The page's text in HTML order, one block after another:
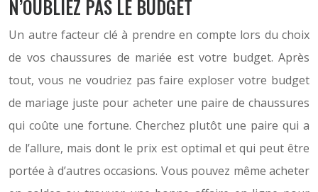
N’OUBLIEZ PAS LE BUDGET
Un autre facteur clé à prendre en compte lors du choix
de vos chaussures de mariée est votre budget. Après
tout, vous ne voudriez pas faire exploser votre budget
de mariage juste pour acheter une paire de chaussures
qui coûte une fortune. Cherchez plutôt une paire qui a
de l’allure, mais dont le prix est optimal et qui peut être
portée à d’autres occasions. Vous pouvez même acheter